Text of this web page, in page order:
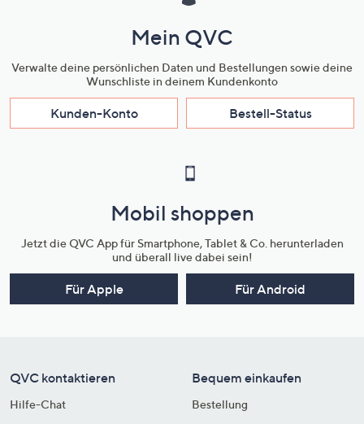
Mein QVC
Verwalte deine persönlichen Daten und Bestellungen sowie deine
Wunschliste in deinem Kundenkonto
Kunden-Konto Bestell-Status
Mobil shoppen
Jetzt die QVC App für Smartphone, Tablet & Co. herunterladen
und überall live dabei sein!
Für Apple Für Android
QVC kontaktieren
Hilfe-Chat
Bequem einkaufen
Bestellung